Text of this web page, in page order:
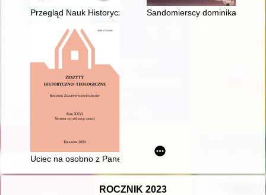
Przegląd Nauk Historycznych. R. 21, nr 2 (2022)
Sandomierscy dominikanie w
Uciec na osobno z Panem" : rekolekcje Bogdana Jańskiego u
ROCZNIK 2023